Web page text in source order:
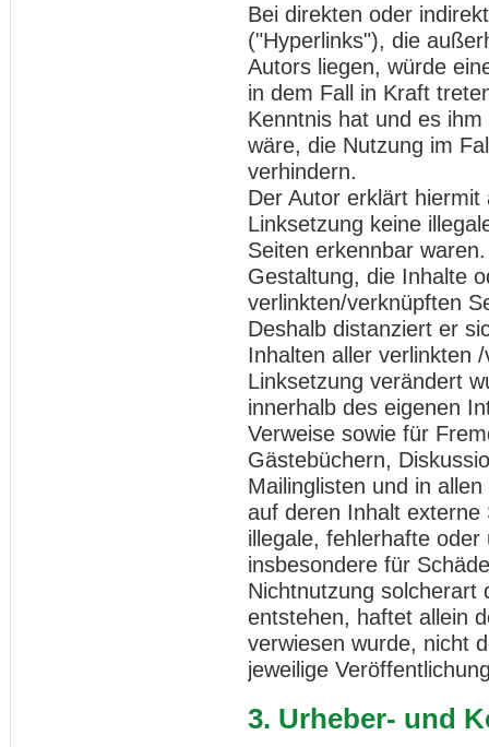
Bei direkten oder
("Hyperlinks"), die
Autors liegen, würde
in dem Fall in Kraft
Kenntnis hat und es
wäre, die Nutzung im
verhindern.
Der Autor erklärt
Linksetzung keine
Seiten erkennbar
Gestaltung, die Inhalte
verlinkten/verknüpften
Deshalb distanziert er
Inhalten aller verlinkten
Linksetzung verändert
innerhalb des eigenen
Verweise sowie für
Gästebüchern,
Mailinglisten und in
auf deren Inhalt externe
illegale, fehlerhafte
insbesondere für
Nichtnutzung solcherart
entstehen, haftet allein
verwiesen wurde, nicht
jeweilige
3. Urheber- und